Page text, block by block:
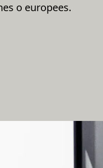
o europees.